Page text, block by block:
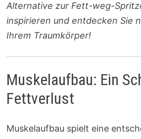
Alternative zur Fett-weg-
inspirieren und entdecken Sie
Ihrem Traumkörper!
Muskelaufbau: Ein
Fettverlust
Muskelaufbau spielt eine